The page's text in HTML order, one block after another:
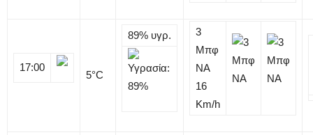
17:00
5°C
89% υγρ.
3
Μπφ
NA
16
Km/h